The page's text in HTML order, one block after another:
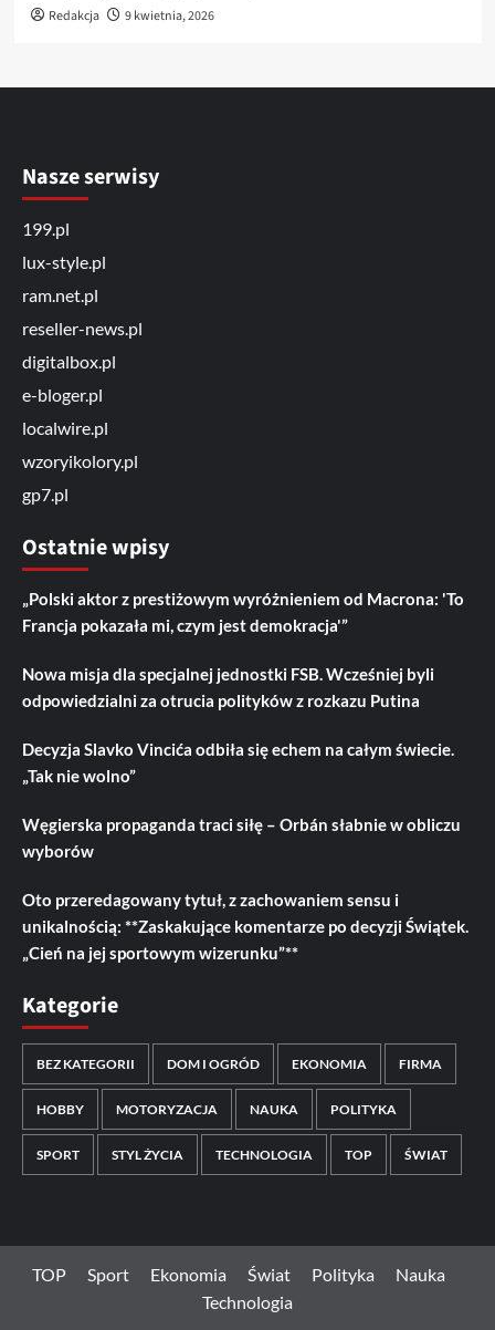
Redakcja 9 kwietnia, 2026
Nasze serwisy
199.pl
lux-style.pl
ram.net.pl
reseller-news.pl
digitalbox.pl
e-bloger.pl
localwire.pl
wzoryikolory.pl
gp7.pl
Ostatnie wpisy
„Polski aktor z prestiżowym wyróżnieniem od Macrona: 'To
Francja pokazała mi, czym jest demokracja'”
Nowa misja dla specjalnej jednostki FSB. Wcześniej byli
odpowiedzialni za otrucia polityków z rozkazu Putina
Decyzja Slavko Vincića odbiła się echem na całym świecie.
„Tak nie wolno”
Węgierska propaganda traci siłę – Orbán słabnie w obliczu
wyborów
Oto przeredagowany tytuł, z zachowaniem sensu i
unikalnością: **Zaskakujące komentarze po decyzji Świątek.
„Cień na jej sportowym wizerunku”**
Kategorie
BEZ KATEGORII DOM I OGRÓD EKONOMIA FIRMA
HOBBY MOTORYZACJA NAUKA POLITYKA
SPORT STYL ŻYCIA TECHNOLOGIA TOP ŚWIAT
TOP Sport Ekonomia Świat Polityka
Nauka
Technologia